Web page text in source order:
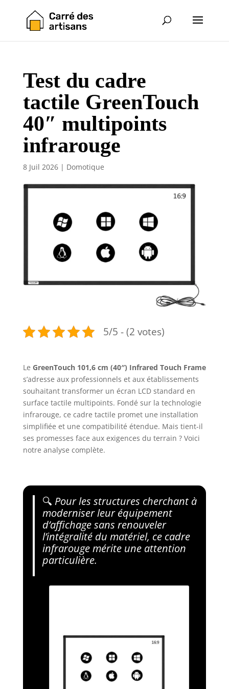
Test du cadre
tactile GreenTouch
40″ multipoints
infrarouge
8 Juil 2026| Domotique
5/5 - (2 votes)
Le GreenTouch 101,6 cm (40″) Infrared Touch Frame
s’adresse aux professionnels et aux établissements
souhaitant transformer un écran LCD standard en
surface tactile multipoints. Fondé sur la technologie
infrarouge, ce cadre tactile promet une installation
simplifiée et une compatibilité étendue. Mais tient-il
ses promesses face aux exigences du terrain ? Voici
notre analyse complète.
🔍 Pour les structures cherchant à
moderniser leur équipement
d’affichage sans renouveler
l’intégralité du matériel, ce cadre
infrarouge mérite une attention
particulière.